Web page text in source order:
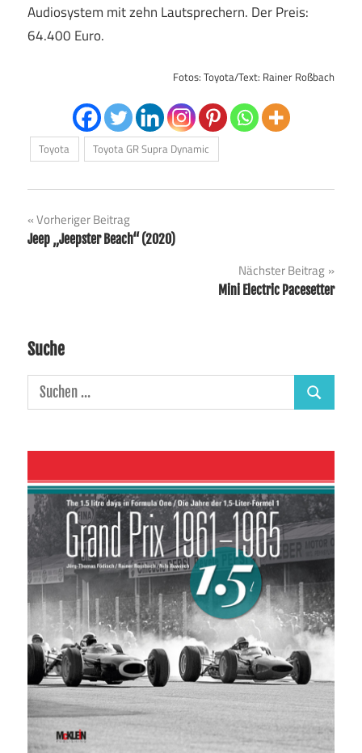
Audiosystem mit zehn Lautsprechern. Der Preis:
64.400 Euro.
Fotos: Toyota/Text: Rainer Roßbach
Toyota Toyota GR Supra Dynamic
Beitragsnavigation
Vorheriger Beitrag
Jeep „Jeepster Beach“ (2020)
Nächster Beitrag
Mini Electric Pacesetter
Suche
Suchen
nach:
Suchen